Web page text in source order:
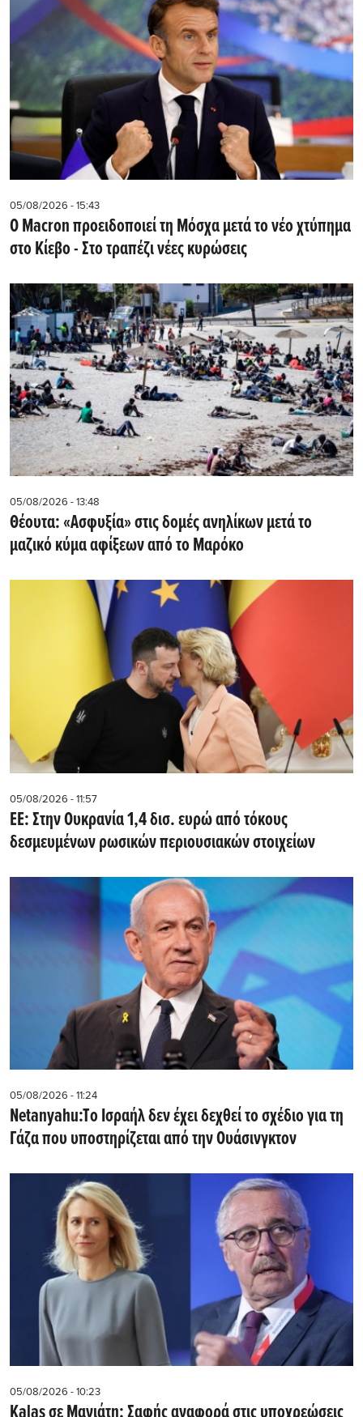
05/08/2026 - 15:43
Ο Macron προειδοποιεί τη Μόσχα μετά το νέο χτύπημα
στο Κίεβο - Στο τραπέζι νέες κυρώσεις
05/08/2026 - 13:48
Θέουτα: «Ασφυξία» στις δομές ανηλίκων μετά το
μαζικό κύμα αφίξεων από το Μαρόκο
05/08/2026 - 11:57
ΕΕ: Στην Ουκρανία 1,4 δισ. ευρώ από τόκους
δεσμευμένων ρωσικών περιουσιακών στοιχείων
05/08/2026 - 11:24
Netanyahu:Tο Ισραήλ δεν έχει δεχθεί το σχέδιο για τη
Γάζα που υποστηρίζεται από την Ουάσινγκτον
05/08/2026 - 10:23